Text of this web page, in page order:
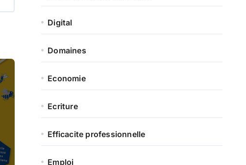
Digital
Domaines
Economie
Ecriture
Efficacite professionnelle
Emploi